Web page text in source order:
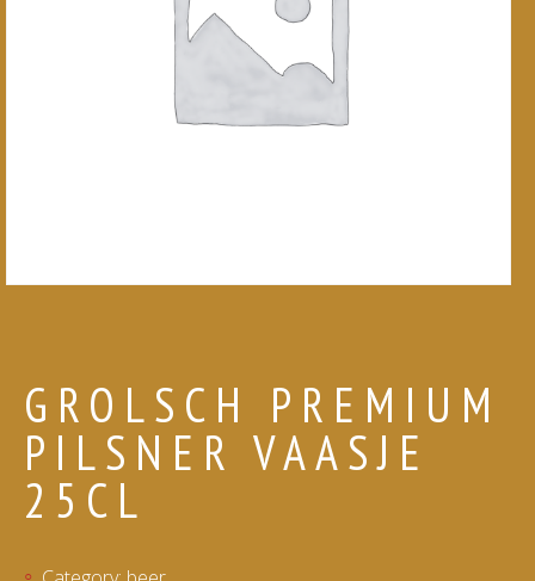
GROLSCH PREMIUM
PILSNER VAASJE
25CL